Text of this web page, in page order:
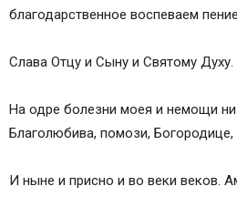
благодaрственное воспевaем
Слава Отцу и Сыну и Святому Духу.
На одре болезни моея и немощи
Благолюбива, помози,
И ныне и присно и во веки веков.